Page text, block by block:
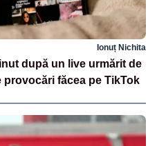
Ionuț Nichita
după un live urmărit de
provocări făcea pe TikTok